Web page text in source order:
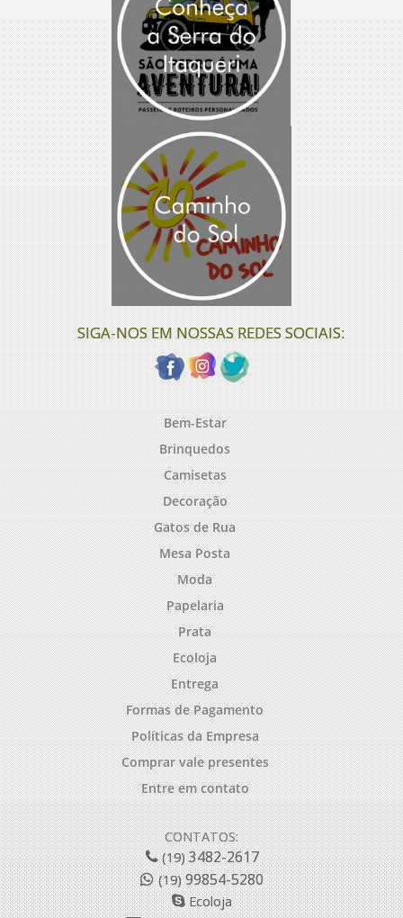
SIGA-NOS EM NOSSAS REDES SOCIAIS:
Bem-Estar
Brinquedos
Camisetas
Decoração
Gatos de Rua
Mesa Posta
Moda
Papelaria
Prata
Ecoloja
Entrega
Formas de Pagamento
Políticas da Empresa
Comprar vale presentes
Entre em contato
CONTATOS:
(19)3482-2617
(19)99854-5280
Ecoloja